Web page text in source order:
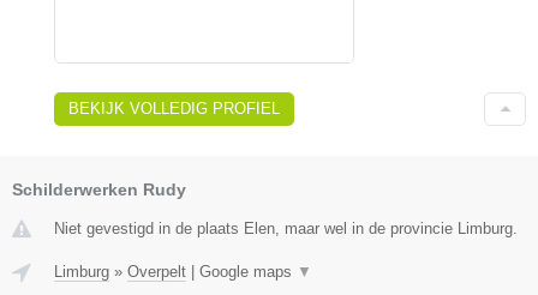
BEKIJK VOLLEDIG PROFIEL
Schilderwerken Rudy
Niet gevestigd in de plaats Elen, maar wel in de provincie Limburg.
Limburg » Overpelt Google maps ▼